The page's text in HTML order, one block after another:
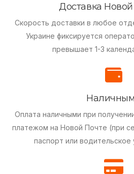
Доставка
Скорость доставки в любое
Украине фиксируется
превышает 1-3
Оплата наличными при
платежом на Новой Почте (при
паспорт или